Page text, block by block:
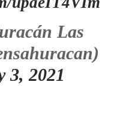
Las
3, 2021